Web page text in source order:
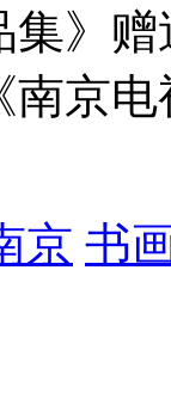
集》
南京
京 书